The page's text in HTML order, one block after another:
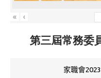
« ‹
第三屆常務
家職會